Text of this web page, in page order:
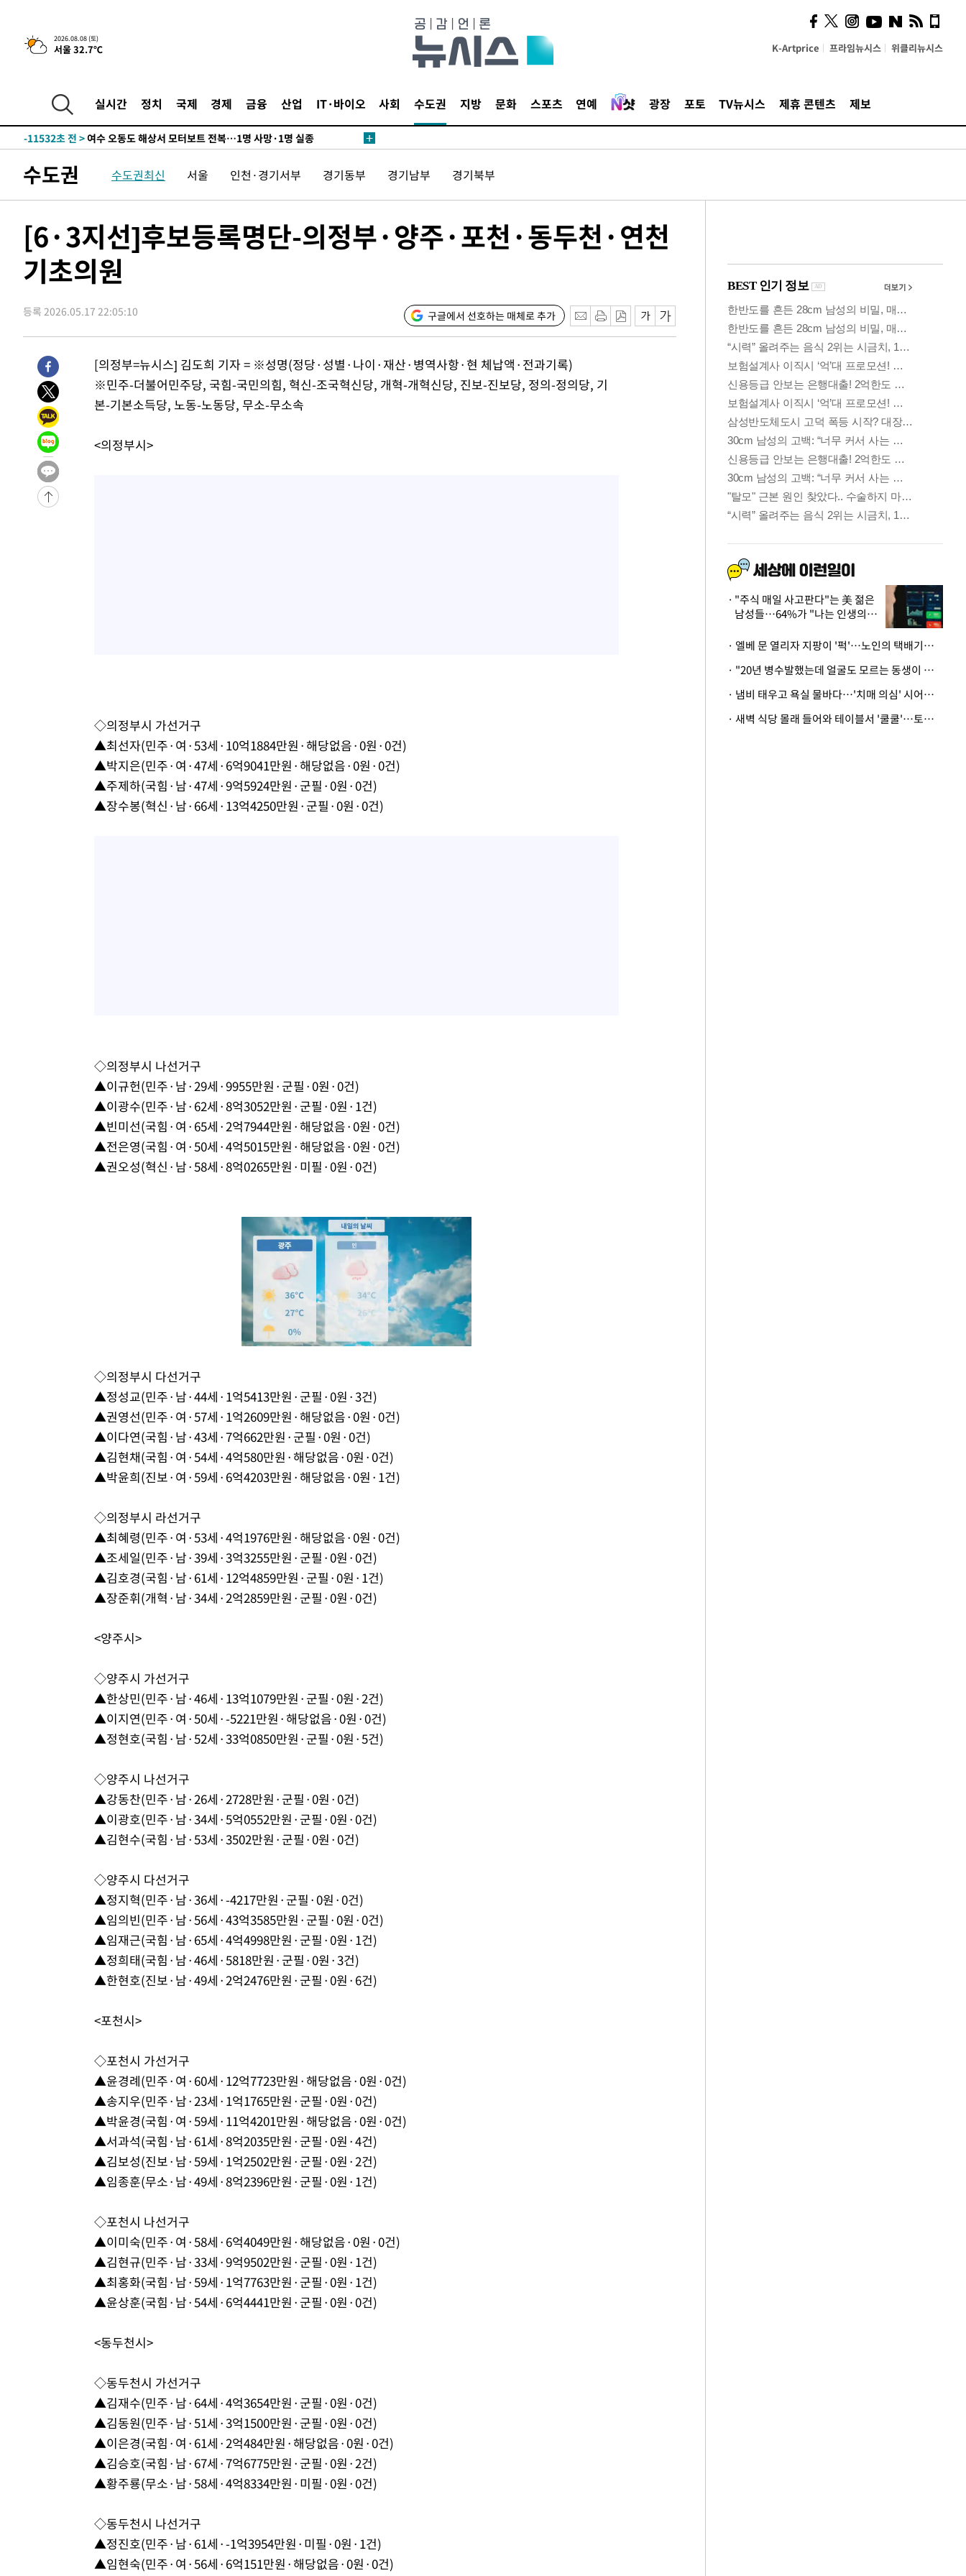
2026.08.08 (토)
서울 32.7℃ K-Artprice 프라임뉴시스 위클리뉴시스
실시간 정치 국제 경제 금융 산업 IT·바이오 사회 수도권 지방 문화 스포츠 연예 광장 포토 TV뉴시스 제휴 콘텐츠 제보
-26860초 전 >온열질환 사망자 3명 늘어…누적 환자 3000명 돌파
-20805초 전 >강릉에 시간당 81.4㎜ 물폭탄…도로 잠기고 담벼락 붕괴
-14622초 전 >
선재도서 해루질 나섰다 실종 60대, 닷새 만에 숨진 채 발견
-12156초 전 >
-11532초 전 >여수 오동도 해상서 모터보트 전복…1명 사망·1명 실종
주 날씨]
-4777초 전 > 축구협회 "압수수색·성접대 논란 사과…쇄신의 기회로 삼겠다"
-3294초 전 >[속보]'압수수색·성접대 논란' 축구협회 "실망과 걱정 안겨드려 죄
4시간 전 > [속보]뉴욕증시 상승 마감…S&P 0.6% 나스닥 1.3%↑
-28859초 전 >낮 최고 35도 '무더위'…동해안 시간당 30㎜ '강한 비'[내일날씨]
-28129초 전 >[속보]이강인 "감독님이 원하는 마음 느꼈고, 많은 트로피 원해 아
-26880초 전 >온열질환 사망자 3명 늘어…누적 환자 3000명 돌파
-20825초 전 >강릉에 시간당 81.4㎜ 물폭탄…도로 잠기고 담벼락 붕괴
-16932초 전 >
백운산서 80년근 천종산삼 9뿌리 발견…감정가 1.3억원
-14642초 전 >
선재도서 해루질 나섰다 실종 60대, 닷새 만에 숨진 채 발견
-12176초 전 >
남자 농구, 나고야 아시안게임서 '홈팀' 일본과 한일전
-11552초 전 >
-7779초 전 >
극한폭염 한풀 꺾이지만…'낮 최고 35도' 무더위, 열대야 계속[다음
주 날씨]
-4797초 전 >
-3314초 전 >
송"
2시간 전 >
수도권 수도권최신 서울 인천·경기서부 경기동부 경기남부 경기북부
[6·3지선]후보등록명단-의정부·양주·포천·동두천·연천
기초의원
등록 2026.05.17 22:05:10 구글에서 선호하는 매체로 추가
[의정부=뉴시스] 김도희 기자 = ※성명(정당·성별·나이·재산·병역사항·현 체납액·전과기록)
※민주-더불어민주당, 국힘-국민의힘, 혁신-조국혁신당, 개혁-개혁신당, 진보-진보당, 정의-정의당, 기
본-기본소득당, 노동-노동당, 무소-무소속
<의정부시>
◇의정부시 가선거구
▲최선자(민주·여·53세·10억1884만원·해당없음·0원·0건)
▲박지은(민주·여·47세·6억9041만원·해당없음·0원·0건)
▲주제하(국힘·남·47세·9억5924만원·군필·0원·0건)
▲장수봉(혁신·남·66세·13억4250만원·군필·0원·0건)
◇의정부시 나선거구
▲이규헌(민주·남·29세·9955만원·군필·0원·0건)
▲이광수(민주·남·62세·8억3052만원·군필·0원·1건)
▲빈미선(국힘·여·65세·2억7944만원·해당없음·0원·0건)
▲전은영(국힘·여·50세·4억5015만원·해당없음·0원·0건)
▲권오성(혁신·남·58세·8억0265만원·미필·0원·0건)
◇의정부시 다선거구
▲정성교(민주·남·44세·1억5413만원·군필·0원·3건)
▲권영선(민주·여·57세·1억2609만원·해당없음·0원·0건)
▲이다연(국힘·남·43세·7억662만원·군필·0원·0건)
▲김현채(국힘·여·54세·4억580만원·해당없음·0원·0건)
▲박윤희(진보·여·59세·6억4203만원·해당없음·0원·1건)
◇의정부시 라선거구
▲최혜령(민주·여·53세·4억1976만원·해당없음·0원·0건)
▲조세일(민주·남·39세·3억3255만원·군필·0원·0건)
▲김호경(국힘·남·61세·12억4859만원·군필·0원·1건)
▲장준휘(개혁·남·34세·2억2859만원·군필·0원·0건)
<양주시>
◇양주시 가선거구
▲한상민(민주·남·46세·13억1079만원·군필·0원·2건)
▲이지연(민주·여·50세·-5221만원·해당없음·0원·0건)
▲정현호(국힘·남·52세·33억0850만원·군필·0원·5건)
◇양주시 나선거구
▲강동찬(민주·남·26세·2728만원·군필·0원·0건)
▲이광호(민주·남·34세·5억0552만원·군필·0원·0건)
▲김현수(국힘·남·53세·3502만원·군필·0원·0건)
◇양주시 다선거구
▲정지혁(민주·남·36세·-4217만원·군필·0원·0건)
▲임의빈(민주·남·56세·43억3585만원·군필·0원·0건)
▲임재근(국힘·남·65세·4억4998만원·군필·0원·1건)
▲정희태(국힘·남·46세·5818만원·군필·0원·3건)
▲한현호(진보·남·49세·2억2476만원·군필·0원·6건)
<포천시>
◇포천시 가선거구
▲윤경례(민주·여·60세·12억7723만원·해당없음·0원·0건)
▲송지우(민주·남·23세·1억1765만원·군필·0원·0건)
▲박윤경(국힘·여·59세·11억4201만원·해당없음·0원·0건)
▲서과석(국힘·남·61세·8억2035만원·군필·0원·4건)
▲김보성(진보·남·59세·1억2502만원·군필·0원·2건)
▲임종훈(무소·남·49세·8억2396만원·군필·0원·1건)
◇포천시 나선거구
▲이미숙(민주·여·58세·6억4049만원·해당없음·0원·0건)
▲김현규(민주·남·33세·9억9502만원·군필·0원·1건)
▲최홍화(국힘·남·59세·1억7763만원·군필·0원·1건)
▲윤상훈(국힘·남·54세·6억4441만원·군필·0원·0건)
<동두천시>
◇동두천시 가선거구
▲김재수(민주·남·64세·4억3654만원·군필·0원·0건)
▲김동원(민주·남·51세·3억1500만원·군필·0원·0건)
▲이은경(국힘·여·61세·2억484만원·해당없음·0원·0건)
▲김승호(국힘·남·67세·7억6775만원·군필·0원·2건)
▲황주룡(무소·남·58세·4억8334만원·미필·0원·0건)
◇동두천시 나선거구
▲정진호(민주·남·61세·-1억3954만원·미필·0원·1건)
▲임현숙(민주·여·56세·6억151만원·해당없음·0원·0건)
사이 해답 찾았죠"…알을
깨고 나온 '초자아'
"주식 매일 사고판다"는 美 젊은
남성들…64%가 "나는 인생의
· 엘베 문 열리자 지팡이 '퍽'…노인의 택배기사 폭행 이유
· "20년 병수발했는데 얼굴도 모르는 동생이 유산 절반을"…배다른 형제 상속권 있을까
· 냄비 태우고 욕실 물바다…'치매 의심' 시어머니 검사 권유했다가 '날벼락'
· 새벽 식당 몰래 들어와 테이블서 '쿨쿨'…토사물 남기고 사라진 남성